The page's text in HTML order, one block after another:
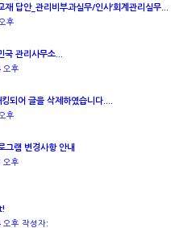
재 답안_관리비부과실무/인사’회계관리실무...
후
국 관리사무소...
후
되어 글을 삭제하였습니다....
후
그램 변경사항 안내
후
후 작성자: